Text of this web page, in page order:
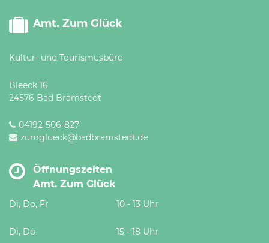
Amt. Zum Glück
Kultur- und Tourismusbüro
Bleeck 16
24576 Bad Bramstedt
04192-506-827
zumglueck@badbramstedt.de
Öffnungszeiten
Amt. Zum Glück
Di, Do, Fr 10 - 13 Uhr
Di, Do 15 - 18 Uhr